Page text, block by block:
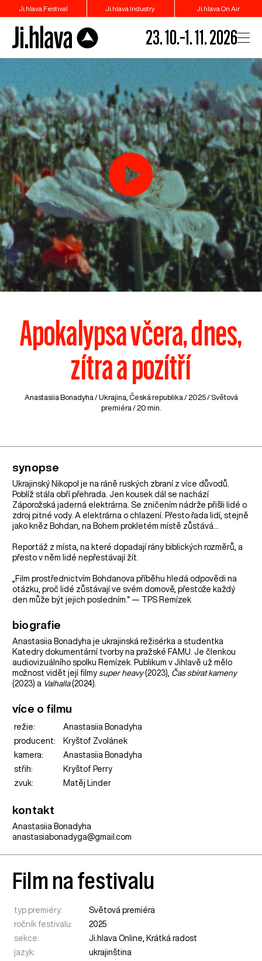
Ji.hlava Festival Ji.hlava Industry Ji.hlava On Air
23. 10.–1. 11. 2026
Apokalypsa včera, dnes,
zítra a pozítří
Anastasiia Bonadyha /Ukrajina Česká republika / 2025 / Světová
premiéra / 20 min.
synopse
Ukrajinský Nikopol je na ráně ruských zbraní z více důvodů.
Poblíž stála obří přehrada. Jen kousek dál se nachází
Záporožská jaderná elektrárna. Se zničením nádrže přišli lidé o
zdroj pitné vody. A elektrárna o chlazení. Přesto řada lidí, stejně
jako kněz Bohdan, na Bohem prokletém místě zůstává…
Reportáž z místa, na které dopadají rány biblických rozměrů, a
přesto v něm lidé nepřestávají žít.
„Film prostřednictvím Bohdanova příběhu hledá odpovědi na
otázku, proč lidé zůstávají ve svém domově, přestože každý
den může být jejich posledním.“ — TPS Remízek
biografie
Anastasiia Bonadyha je ukrajinská režisérka a studentka
Katedry dokumentární tvorby na pražské FAMU. Je členkou
audiovizuálního spolku Remízek. Publikum v Jihlavě už mělo
možnost vidět její filmy super heavy(2023), Čas sbírat kameny
(2023) a Valhalla(2024).
více o filmu
režie:
Anastasiia Bonadyha
producent:
Kryštof Zvolánek
kamera:
Anastasiia Bonadyha
střih:
Kryštof Perry
zvuk:
Matěj Linder
kontakt
Anastasiia Bonadyha
anastasiabonadyga@gmail.com
Film na festivalu
typ premiéry:
Světová premiéra
ročník festivalu:
2025
sekce:
Ji.hlava Online, Krátká radost
jazyk:
ukrajinština